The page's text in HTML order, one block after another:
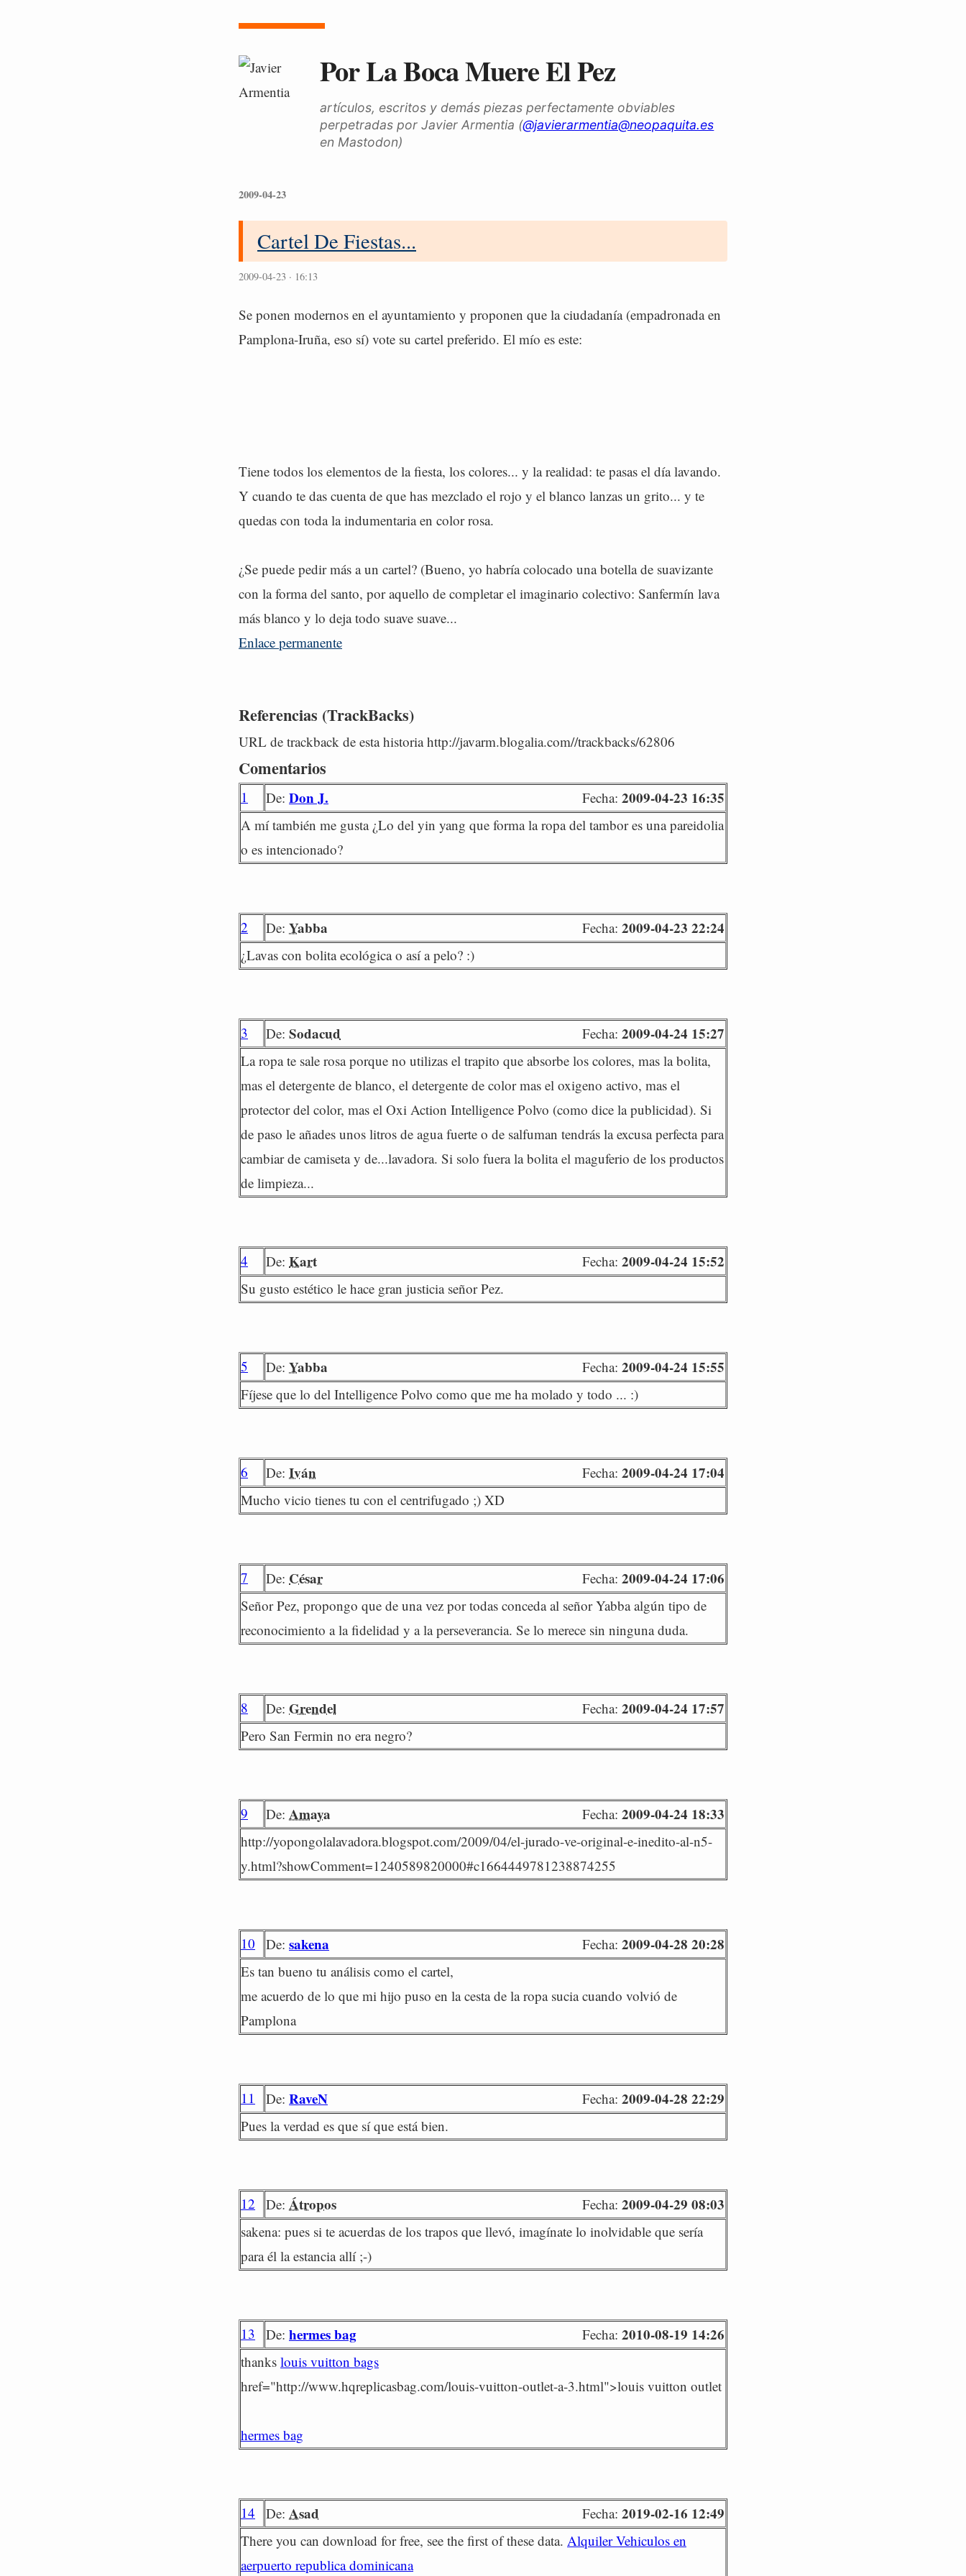
Por La Boca Muere El Pez
artículos, escritos y demás piezas perfectamente obviables
perpetradas por Javier Armentia (@javierarmentia@neopaquita.es
en Mastodon)
2009-04-23
Cartel De Fiestas...
2009-04-23 · 16:13
Se ponen modernos en el ayuntamiento y proponen que la ciudadanía (empadronada en
Pamplona-Iruña, eso sí) vote su cartel preferido. El mío es este:
Tiene todos los elementos de la fiesta, los colores... y la realidad: te pasas el día lavando.
Y cuando te das cuenta de que has mezclado el rojo y el blanco lanzas un grito... y te
quedas con toda la indumentaria en color rosa.
¿Se puede pedir más a un cartel? (Bueno, yo habría colocado una botella de suavizante
con la forma del santo, por aquello de completar el imaginario colectivo: Sanfermín lava
más blanco y lo deja todo suave suave...
Enlace permanente
Referencias (TrackBacks)
URL de trackback de esta historia http://javarm.blogalia.com//trackbacks/62806
Comentarios
1 De: Don J. Fecha: 2009-04-23 16:35
A mí también me gusta ¿Lo del yin yang que forma la ropa del tambor es una pareidolia
o es intencionado?
2 De: Yabba Fecha: 2009-04-23 22:24
¿Lavas con bolita ecológica o así a pelo? :)
3 De: Sodacud Fecha: 2009-04-24 15:27
La ropa te sale rosa porque no utilizas el trapito que absorbe los colores, mas la bolita,
mas el detergente de blanco, el detergente de color mas el oxigeno activo, mas el
protector del color, mas el Oxi Action Intelligence Polvo (como dice la publicidad). Si
de paso le añades unos litros de agua fuerte o de salfuman tendrás la excusa perfecta para
cambiar de camiseta y de...lavadora. Si solo fuera la bolita el maguferio de los productos
de limpieza...
4 De: Kart Fecha: 2009-04-24 15:52
Su gusto estético le hace gran justicia señor Pez.
5 De: Yabba Fecha: 2009-04-24 15:55
Fíjese que lo del Intelligence Polvo como que me ha molado y todo ... :)
6 De: Iván Fecha: 2009-04-24 17:04
Mucho vicio tienes tu con el centrifugado ;) XD
7 De: César Fecha: 2009-04-24 17:06
Señor Pez, propongo que de una vez por todas conceda al señor Yabba algún tipo de
reconocimiento a la fidelidad y a la perseverancia. Se lo merece sin ninguna duda.
8 De: Grendel Fecha: 2009-04-24 17:57
Pero San Fermin no era negro?
9 De: Amaya Fecha: 2009-04-24 18:33
http://yopongolalavadora.blogspot.com/2009/04/el-jurado-ve-original-e-inedito-al-n5-
y.html?showComment=1240589820000#c1664449781238874255
10 De: sakena Fecha: 2009-04-28 20:28
Es tan bueno tu análisis como el cartel,
me acuerdo de lo que mi hijo puso en la cesta de la ropa sucia cuando volvió de
Pamplona
11 De: RaveN Fecha: 2009-04-28 22:29
Pues la verdad es que sí que está bien.
12 De: Átropos Fecha: 2009-04-29 08:03
sakena: pues si te acuerdas de los trapos que llevó, imagínate lo inolvidable que sería
para él la estancia allí ;-)
13 De: hermes bag Fecha: 2010-08-19 14:26
thanks louis vuitton bags
href="http://www.hqreplicasbag.com/louis-vuitton-outlet-a-3.html">louis vuitton outlet
hermes bag
14 De: Asad Fecha: 2019-02-16 12:49
There you can download for free, see the first of these data. Alquiler Vehiculos en
aerpuerto republica dominicana